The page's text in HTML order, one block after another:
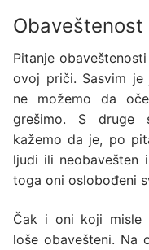
Obaveštenost
Pitanje
ovoj priči. Sasvim je
ne možemo da
grešimo. S druge
kažemo da je, po
ljudi ili neobavešten
toga oni oslobođeni
Čak i oni koji misle
loše obavešteni. Na